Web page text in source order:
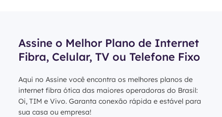
Assine o Melhor Plano de Internet
Fibra, Celular, TV ou Telefone Fixo
Aqui no Assine você encontra os melhores planos de
internet fibra ótica das maiores operadoras do Brasil:
Oi, TIM e Vivo. Garanta conexão rápida e estável para
sua casa ou empresa!